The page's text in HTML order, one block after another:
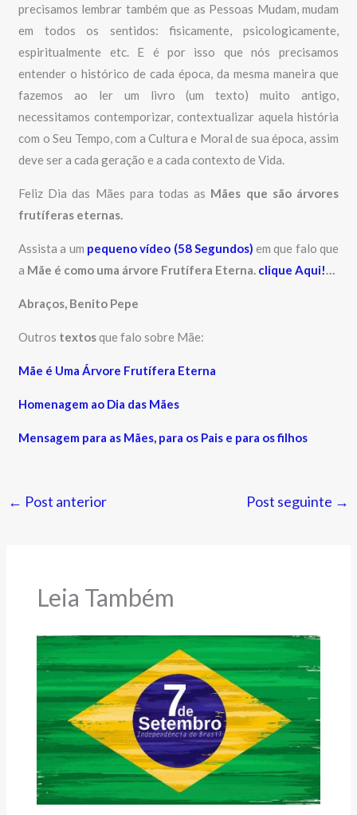
precisamos lembrar também que as Pessoas Mudam, mudam
em todos os sentidos: fisicamente, psicologicamente,
espiritualmente etc. E é por isso que nós precisamos
entender o histórico de cada época, da mesma maneira que
fazemos ao ler um livro (um texto) muito antigo,
necessitamos contemporizar, contextualizar aquela história
com o Seu Tempo, com a Cultura e Moral de sua época, assim
deve ser a cada geração e a cada contexto de Vida.
Feliz Dia das Mães para todas as Mães que são árvores
frutíferas eternas.
Assista a um pequeno vídeo (58 Segundos)em que falo que
a Mãe é como uma árvore Frutífera Eterna. clique Aqui!…
Abraços, Benito Pepe
Outros textosque falo sobre Mãe:
Mãe é Uma Árvore Frutífera Eterna
Homenagem ao Dia das Mães
Mensagem para as Mães, para os Pais e para os filhos
← Post anterior Post seguinte →
Leia Também